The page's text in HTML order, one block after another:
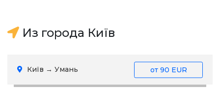
Из города Київ
Київ → Умань от 90 EUR